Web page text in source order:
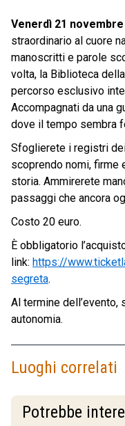
Venerdì 21 novembre
straordinario al cuore
manoscritti e parole
volta, la Biblioteca
percorso esclusivo
Accompagnati da una
dove il tempo sembra
Sfoglierete i registri
scoprendo nomi, firme
storia. Ammirerete
passaggi che ancora
Costo 20 euro.
È obbligatorio
link: https://
segreta.
Al termine
autonomia.
Luoghi correlati
Potrebbe